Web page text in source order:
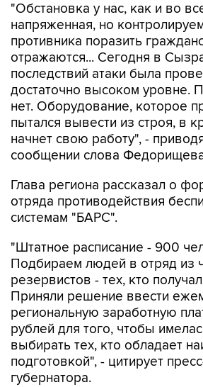
"Обстановка у нас, как и во
напряженная, но
противника поразить
отражаются... Сегодня в
последствий атаки была
достаточно высоком уровне.
нет. Оборудование, которое
пытался вывести из строя, в
начнет свою работу", -
сообщении слова
Глава региона рассказал о
отряда противодействия
системам "БАРС".
"Штатное расписание - 900
Подбираем людей в отряд из
резервистов - тех, кто
Приняли решение ввести
региональную заработную
рублей для того, чтобы
выбирать тех, кто обладает
подготовкой", - цитирует
губернатора.